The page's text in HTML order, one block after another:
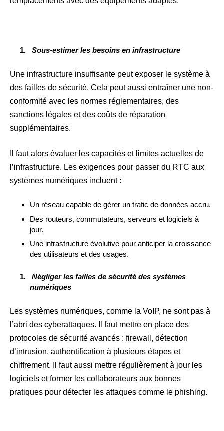
Sous-estimer les besoins en infrastructure
Une infrastructure insuffisante peut exposer le système à
des failles de sécurité. Cela peut aussi entraîner une non-
conformité avec les normes réglementaires, des
sanctions légales et des coûts de réparation
supplémentaires.
Il faut alors évaluer les capacités et limites actuelles de
l’infrastructure. Les exigences pour passer du RTC aux
systèmes numériques incluent :
Un réseau capable de gérer un trafic de données accru.
Des routeurs, commutateurs, serveurs et logiciels à
jour.
Une infrastructure évolutive pour anticiper la croissance
des utilisateurs et des usages.
Négliger les failles de sécurité des systèmes
numériques
Les systèmes numériques, comme la VoIP, ne sont pas à
l’abri des cyberattaques. Il faut mettre en place des
protocoles de sécurité avancés : firewall, détection
d’intrusion, authentification à plusieurs étapes et
chiffrement. Il faut aussi mettre régulièrement à jour les
logiciels et former les collaborateurs aux bonnes
pratiques pour détecter les attaques comme le phishing.